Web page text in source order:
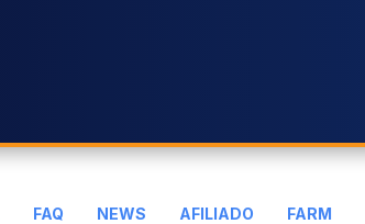
FAQ NEWS AFILIADO FARM